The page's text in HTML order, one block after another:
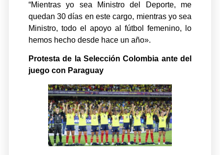
“Mientras yo sea Ministro del Deporte, me
quedan 30 días en este cargo, mientras yo sea
Ministro, todo el apoyo al fútbol femenino, lo
hemos hecho desde hace un año».
Protesta de la Selección Colombia ante del
juego con Paraguay